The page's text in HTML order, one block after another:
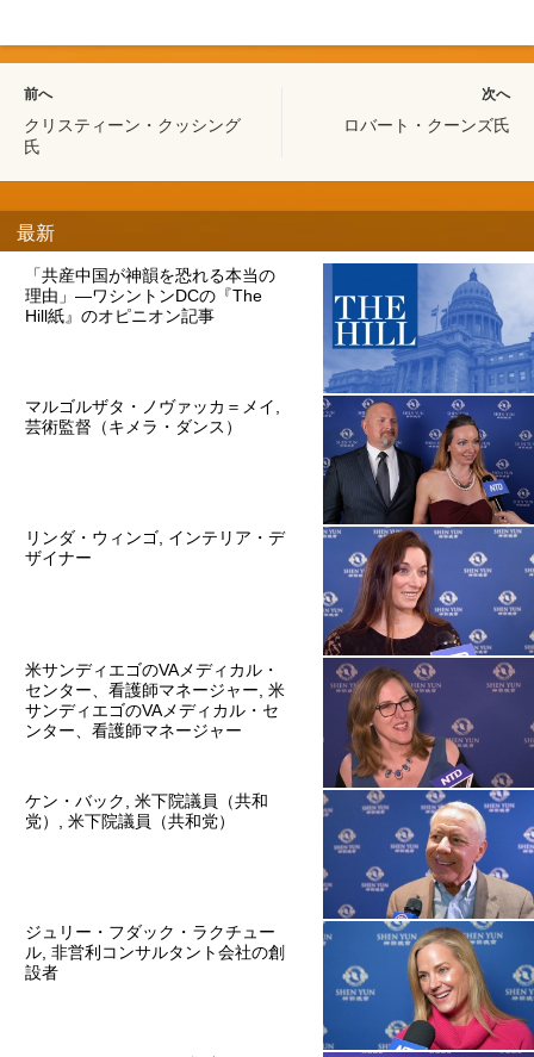
前へ
クリスティーン・クッシング
氏
次へ
ロバート・クーンズ氏
最新
「共産中国が神韻を恐れる本当の
理由」―ワシントンDCの『The
Hill紙』のオピニオン記事
マルゴルザタ・ノヴァッカ＝メイ,
芸術監督（キメラ・ダンス）
リンダ・ウィンゴ, インテリア・デ
ザイナー
米サンディエゴのVAメディカル・
センター、看護師マネージャー, 米
サンディエゴのVAメディカル・セ
ンター、看護師マネージャー
ケン・バック, 米下院議員（共和
党）, 米下院議員（共和党）
ジュリー・フダック・ラクチュー
ル, 非営利コンサルタント会社の創
設者